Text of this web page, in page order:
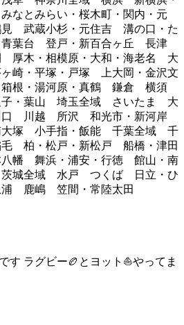
なとみらい・桜木町・関内・元
武蔵小杉・元住吉 溝の口・た
青葉台 登戸・新百合ヶ丘 長津
厚木・相模原・大和・海老名 大
ヶ崎・平塚・戸塚 上大岡・金沢文
根・湯河原・真鶴 鎌倉 横須
・葉山 埼玉全域 さいたま 大
川越 所沢 和光市・新河岸
大塚 小手指・飯能 千葉全域 千
毛 柏・松戸・新松戸 船橋・津田
八幡 舞浜・浦安・行徳 館山・南
城全域 水戸 つくば 日立・ひ
鹿嶋 笠間・常陸太田
す ラグビー🏉とヨット⛵️やってま